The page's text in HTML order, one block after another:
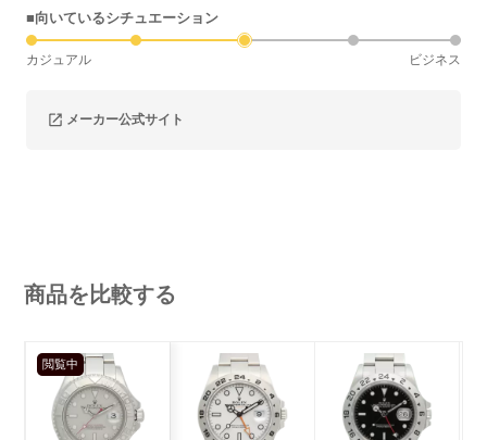
■向いているシチュエーション
カジュアル ビジネス
メーカー公式サイト
商品を比較する
閲覧中